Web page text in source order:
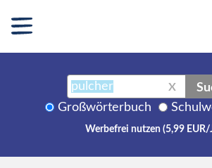
X
Großwörterbuch
Werbefrei nutzen (5,99 EUR/